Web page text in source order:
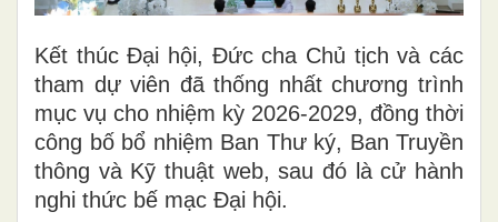
Kết thúc Đại hội, Đức cha Chủ tịch và các
tham dự viên đã thống nhất chương trình
mục vụ cho nhiệm kỳ 2026-2029, đồng thời
công bố bổ nhiệm Ban Thư ký, Ban Truyền
thông và Kỹ thuật web, sau đó là cử hành
nghi thức bế mạc Đại hội.